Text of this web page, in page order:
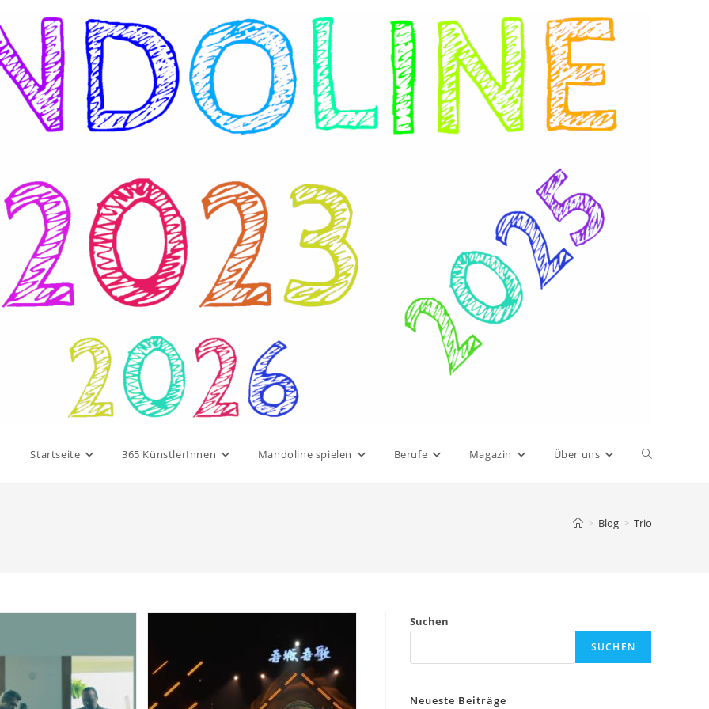
Startseite 365 KünstlerInnen Mandoline spielen Berufe Magazin Über uns Website-
> Blog > Trio
Suchen
SUCHEN
Neueste Beiträge